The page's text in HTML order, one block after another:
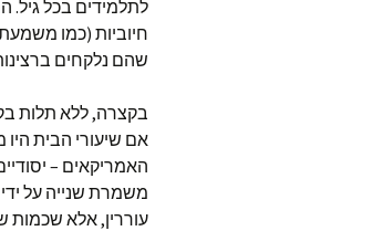
לתלמידים בכל גיל.
חיוביות (כמו
שהם נלקחים
בקצרה, ללא תלות
אם שיעורי הבית
האמריקאים –
משמרת שנייה על
עוררין, אלא שכמות